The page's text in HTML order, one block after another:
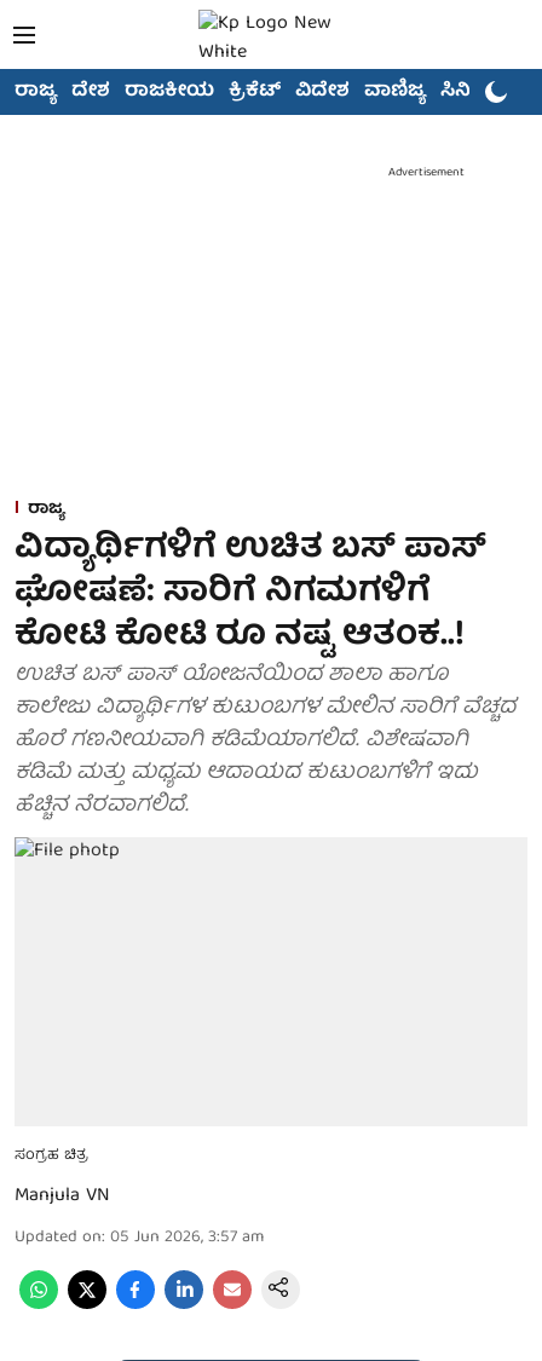
ರಾಜ್ಯ ದೇಶ ರಾಜಕೀಯ ಕ್ರಿಕೆಟ್ ವಿದೇಶ ವಾಣಿಜ್ಯ ಸಿನಿಮಾ
Advertisement
ರಾಜ್ಯ
ವಿದ್ಯಾರ್ಥಿಗಳಿಗೆ ಉಚಿತ ಬಸ್ ಪಾಸ್
ಘೋಷಣೆ: ಸಾರಿಗೆ ನಿಗಮಗಳಿಗೆ
ಕೋಟಿ ಕೋಟಿ ರೂ ನಷ್ಟ ಆತಂಕ..!
ಉಚಿತ ಬಸ್ ಪಾಸ್ ಯೋಜನೆಯಿಂದ ಶಾಲಾ ಹಾಗೂ
ಕಾಲೇಜು ವಿದ್ಯಾರ್ಥಿಗಳ ಕುಟುಂಬಗಳ ಮೇಲಿನ ಸಾರಿಗೆ ವೆಚ್ಚದ
ಹೊರೆ ಗಣನೀಯವಾಗಿ ಕಡಿಮೆಯಾಗಲಿದೆ. ವಿಶೇಷವಾಗಿ
ಕಡಿಮೆ ಮತ್ತು ಮಧ್ಯಮ ಆದಾಯದ ಕುಟುಂಬಗಳಿಗೆ ಇದು
ಹೆಚ್ಚಿನ ನೆರವಾಗಲಿದೆ.
ಸಂಗ್ರಹ ಚಿತ್ರ
Manjula VN
Updated on: 05 Jun 2026, 3:57 am